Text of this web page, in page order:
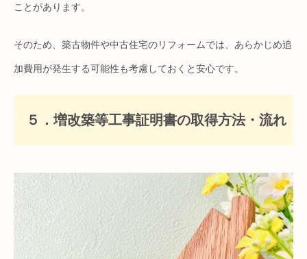
ことがあります。
そのため、築古物件や中古住宅のリフォームでは、あらかじめ追
加費用が発生する可能性も考慮しておくと安心です。
５．増改築等工事証明書の取得方法・流れ